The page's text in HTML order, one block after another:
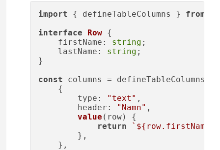
import { defineTableColumns } from
interface
Row {
firstName : string ;
lastName : string ;
}
const columns = defineTableColumns<
    {
type : "text" ,
header : "Namn" ,
value ( row) {
return
` ${row.firstName}
        },
    },